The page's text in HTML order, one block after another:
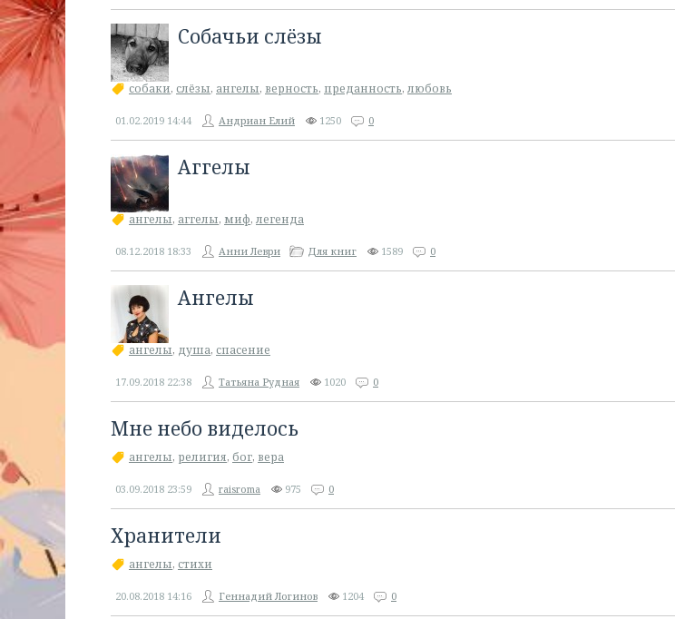
Собачьи слёзы
собаки, слёзы, ангелы, верность, преданность, любовь
01.02.2019 14:44 Андриан Елий 1250 0
Аггелы
ангелы, аггелы, миф, легенда
08.12.2018 18:33 Анни Леври Для книг 1589 0
Ангелы
ангелы, душа, спасение
17.09.2018 22:38 Татьяна Рудная 1020 0
Мне небо виделось
ангелы, религия, бог, вера
03.09.2018 23:59 raisroma 975 0
Хранители
ангелы, стихи
20.08.2018 14:16 Геннадий Логинов 1204 0